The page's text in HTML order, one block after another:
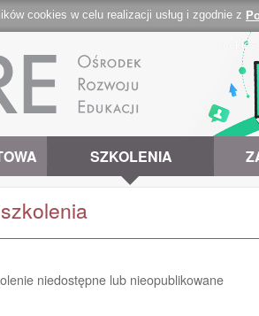
cookies w celu realizacji usług i zgodnie z
SZKOLENIA
niedostępne lub nieopublikowane